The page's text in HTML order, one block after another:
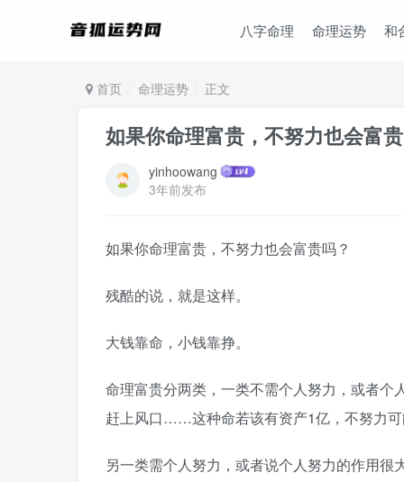
八字命理 命理运势 和
首页 命理运势 正文
如果你命理富贵，不努力也会富
yinhoowang
3年前发布
如果你命理富贵，不努力也会富贵吗？
残酷的说，就是这样。
大钱靠命，小钱靠挣。
命理富贵分两类，一类不需个人努力，或者
赶上风口……这种命若该有资产1亿，不努力
另一类需个人努力，或者说个人努力的作用